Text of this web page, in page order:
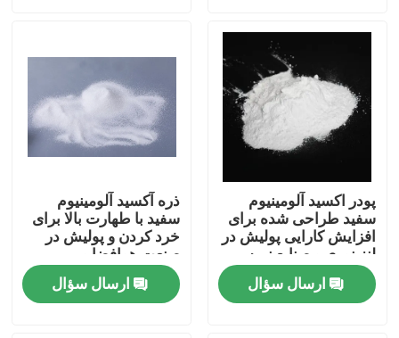
تماس با ما
درخواست نقل قول
رسانه انفجار سرامیکی
بلست مهره سرامیکی
پودر اکسید آلومینیوم
سفید طراحی شده برای
افزایش کارایی پولیش در
لنز نوری و صنایع نیمه
هادی
ارسال سؤال
ذره آکسید آلومینیوم
سفید با طهارت بالا برای
خرد کردن و پولیش در
صنعت هوافضا و
الکترونیک
ارسال سؤال